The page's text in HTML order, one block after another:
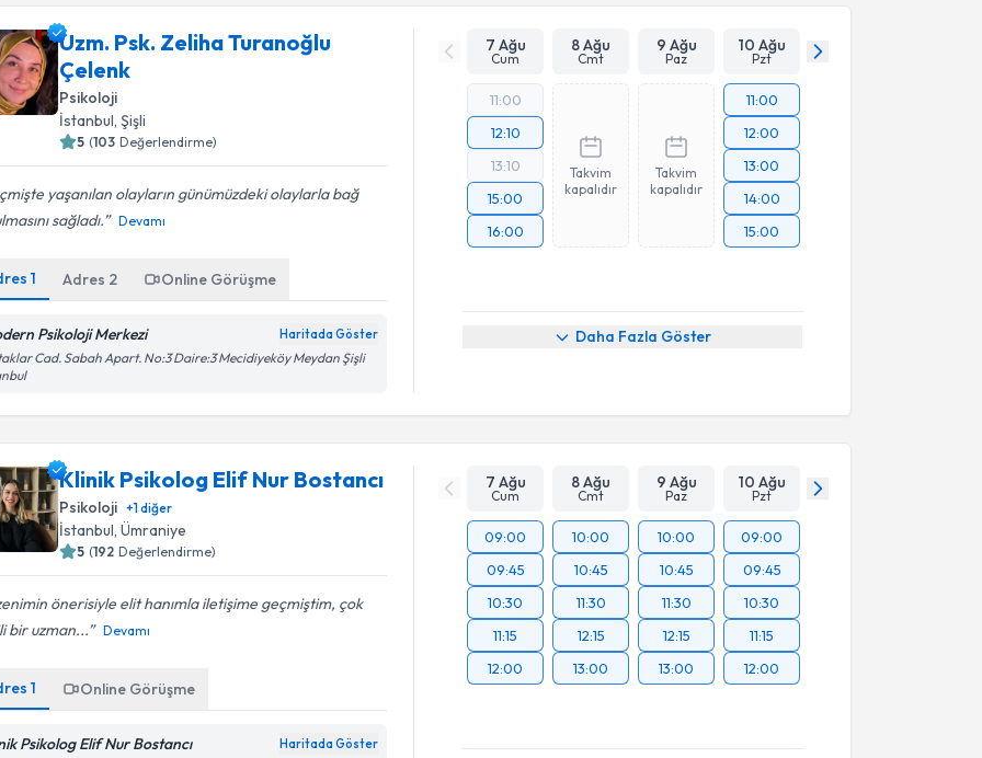
Uzm. Psk. Zeliha Turanoğlu
Çelenk
Psikoloji
İstanbul, Şişli
5 (103 Değerlendirme)
yaşanılan olayların günümüzdeki olaylarla bağ
sağladı.
Devamı
1 Adres 2 Online Görüşme
Psikoloji Merkezi Haritada Göster
Cad. Sabah Apart. No:3 Daire:3 Mecidiyeköy Meydan Şişli
7 Ağu
Cum
8 Ağu
Cmt
9 Ağu
Paz
10 Ağu
Pzt
11:00
12:10
13:10
15:00
16:00
Takvim
kapalıdır
Takvim
kapalıdır
11:00
12:00
13:00
14:00
15:00
Daha Fazla Göster
Klinik Psikolog Elif Nur Bostancı
Psikoloji +1diğer
İstanbul, Ümraniye
5 (192 Değerlendirme)
önerisiyle elit hanımla iletişime geçmiştim, çok
bir uzman...
Devamı
1 Online Görüşme
Psikolog Elif Nur Bostancı Haritada Göster
7 Ağu
Cum
8 Ağu
Cmt
9 Ağu
Paz
10 Ağu
Pzt
09:00
09:45
10:30
11:15
12:00
10:00
10:45
11:30
12:15
13:00
10:00
10:45
11:30
12:15
13:00
09:00
09:45
10:30
11:15
12:00